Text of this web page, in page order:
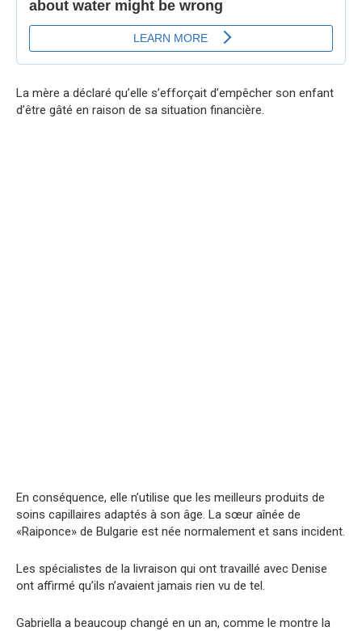
La mère a déclaré qu’elle s’efforçait d’empêcher son enfant
d’être gâté en raison de sa situation financière.
En conséquence, elle n’utilise que les meilleurs produits de
soins capillaires adaptés à son âge. La sœur aînée de
«Raiponce» de Bulgarie est née normalement et sans incident.
Les spécialistes de la livraison qui ont travaillé avec Denise
ont affirmé qu’ils n’avaient jamais rien vu de tel.
Gabriella a beaucoup changé en un an, comme le montre la